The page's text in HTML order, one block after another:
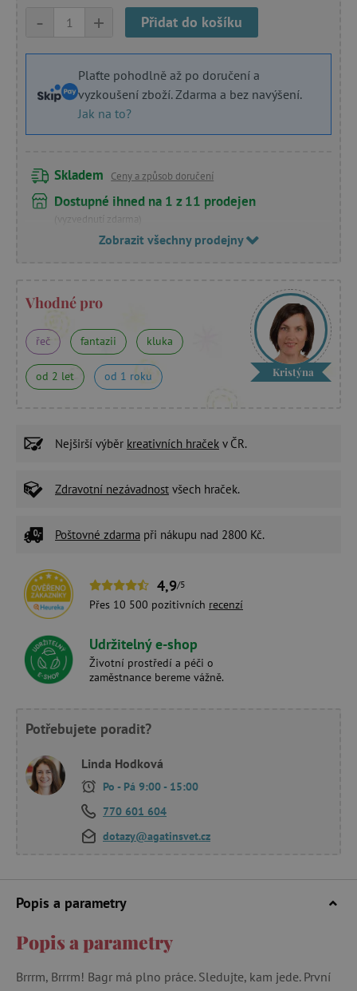
+
- Přidat do košíku
Plaťte pohodlně až po doručení a
vyzkoušení zboží. Zdarma a bez navýšení.
Jak na to?
Skladem Ceny a způsob doručení
Dostupné ihned na 1 z 11 prodejen
(vyzvednutí zdarma)
Zobrazit všechny prodejny
Vhodné pro
řeč fantazii kluka
od 2 let od 1 roku Kristýna
Nejširší výběr kreativních hraček v ČR.
Zdravotní nezávadnost všech hraček.
Poštovné zdarma při nákupu nad 2800 Kč.
4,9/5
Přes 10 500 pozitivních recenzí
Udržitelný e-shop
Životní prostředí a péči o
zaměstnance bereme vážně.
Potřebujete poradit?
Linda Hodková
Po - Pá 9:00 - 15:00
770 601 604
dotazy@agatinsvet.cz
Popis a parametry
Popis a parametry
Brrrm, Brrrm! Bagr má plno práce. Sledujte, kam jede. První